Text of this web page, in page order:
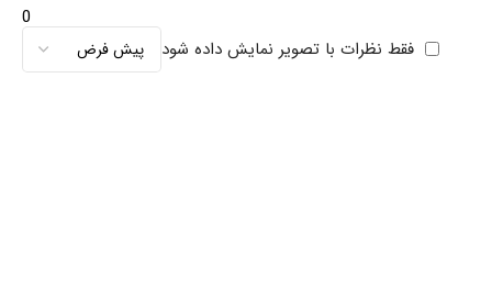
0
فقط نظرات با تصویر نمایش داده شود